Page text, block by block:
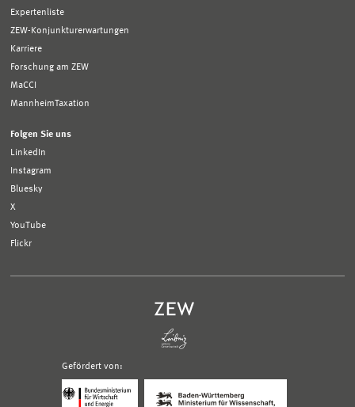
Expertenliste
ZEW-Konjunkturerwartungen
Karriere
Forschung am ZEW
MaCCI
MannheimTaxation
Folgen Sie uns
LinkedIn
Instagram
Bluesky
X
YouTube
Flickr
Gefördert von:
Bundesministerium
Ministerium